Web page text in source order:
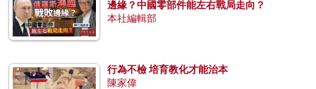
邊緣？中國零部件能左右戰局走向？
本社編輯部
行為不檢 培育教化才能治本
陳家偉